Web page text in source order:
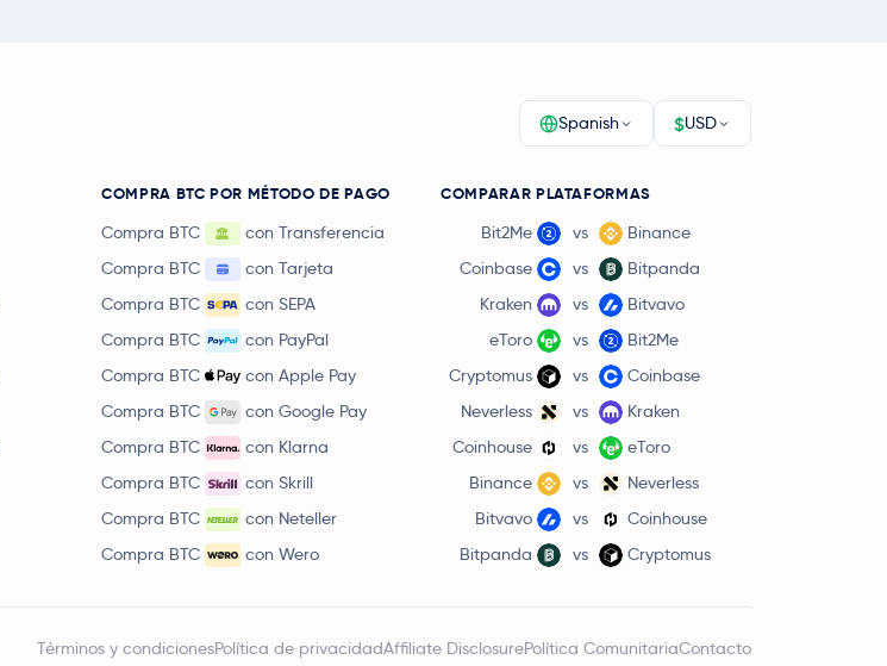
Spanish $USD
COMPRA BTC POR MÉTODO DE PAGO
Compra BTC
con Transferencia
Compra BTC
con Tarjeta
Compra BTC
con SEPA
Compra BTC
con PayPal
Compra BTC
con Apple Pay
Compra BTC
con Google Pay
Compra BTC
con Klarna
Compra BTC
con Skrill
Compra BTC
con Neteller
Compra BTC
con Wero
COMPARAR PLATAFORMAS
Bit2Me vs
Binance
Coinbase
vs
Bitpanda
Kraken
vs
Bitvavo
eToro
vs
Bit2Me
Cryptomus
vs
Coinbase
Neverless
vs
Kraken
Coinhouse
vs
eToro
Binance
vs
Neverless
Bitvavo
vs
Coinhouse
Bitpanda
vs Cryptomus
Términos y condicionesPolítica de privacidadAffiliate DisclosurePolítica ComunitariaContacto